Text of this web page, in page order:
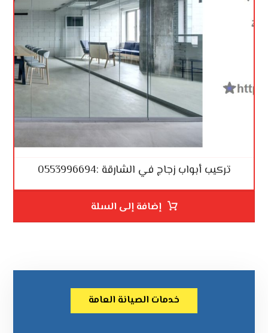
تركيب أبواب زجاج في الشارقة :0553996694
إضافة إلى السلة
خدمات الصيانة العامة